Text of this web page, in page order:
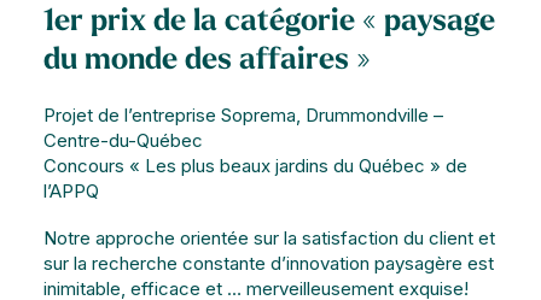
1er prix de la catégorie « paysage
du monde des affaires »
Projet de l’entreprise Soprema, Drummondville –
Centre-du-Québec
Concours « Les plus beaux jardins du Québec » de
l’APPQ
Notre approche orientée sur la satisfaction du client et
sur la recherche constante d’innovation paysagère est
inimitable, efficace et … merveilleusement exquise!